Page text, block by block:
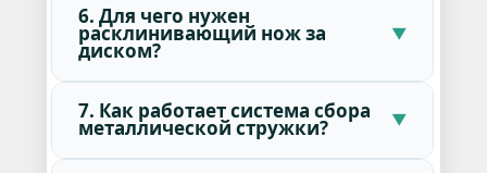
6. Для чего нужен
расклинивающий нож за
диском?
7. Как работает система сбора
металлической стружки?